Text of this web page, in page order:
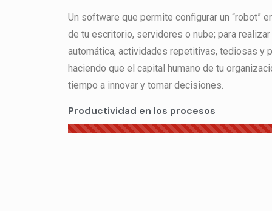
Un software que permite configurar un “robot”
de tu escritorio, servidores o nube; para
automática, actividades repetitivas, tediosas y
haciendo que el capital humano de tu
tiempo a innovar y tomar decisiones.
Productividad en los procesos